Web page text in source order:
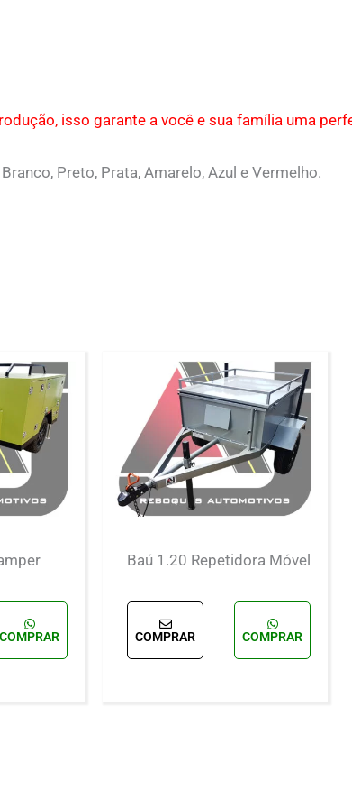
isso garante a você e sua família uma
Preto, Prata, Amarelo, Azul e Vermelho.
COMPRAR
Baú 1.20 Repetidora Móvel
COMPRAR COMPRAR